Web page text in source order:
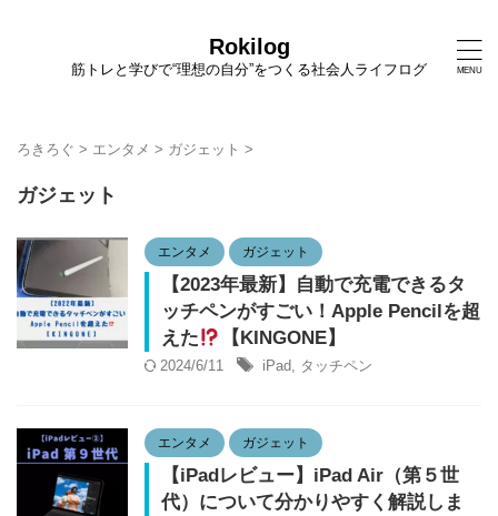
Rokilog
筋トレと学びで“理想の自分”をつくる社会人ライフログ
ろきろぐ > エンタメ > ガジェット >
ガジェット
エンタメ ガジェット
【2023年最新】自動で充電できるタ
ッチペンがすごい！Apple Pencilを超
えた
【KINGONE】
2024/6/11 iPad, タッチペン
エンタメ ガジェット
【iPadレビュー】iPad Air（第５世
代）について分かりやすく解説しま